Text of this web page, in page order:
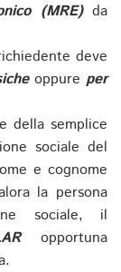
(MRE)da
deve
oppure per
della semplice
sociale del
e cognome
la persona
sociale, il
opportuna